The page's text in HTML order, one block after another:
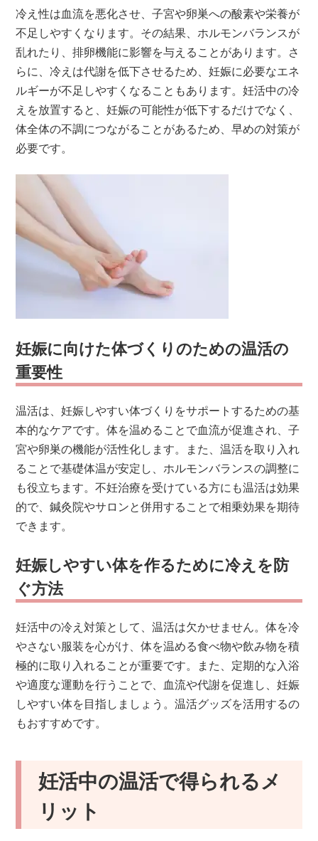
冷え性は血流を悪化させ、子宮や卵巣への酸素や栄養が
不足しやすくなります。その結果、ホルモンバランスが
乱れたり、排卵機能に影響を与えることがあります。さ
らに、冷えは代謝を低下させるため、妊娠に必要なエネ
ルギーが不足しやすくなることもあります。妊活中の冷
えを放置すると、妊娠の可能性が低下するだけでなく、
体全体の不調につながることがあるため、早めの対策が
必要です。
妊娠に向けた体づくりのための温活の
重要性
温活は、妊娠しやすい体づくりをサポートするための基
本的なケアです。体を温めることで血流が促進され、子
宮や卵巣の機能が活性化します。また、温活を取り入れ
ることで基礎体温が安定し、ホルモンバランスの調整に
も役立ちます。不妊治療を受けている方にも温活は効果
的で、鍼灸院やサロンと併用することで相乗効果を期待
できます。
妊娠しやすい体を作るために冷えを防
ぐ方法
妊活中の冷え対策として、温活は欠かせません。体を冷
やさない服装を心がけ、体を温める食べ物や飲み物を積
極的に取り入れることが重要です。また、定期的な入浴
や適度な運動を行うことで、血流や代謝を促進し、妊娠
しやすい体を目指しましょう。温活グッズを活用するの
もおすすめです。
妊活中の温活で得られるメ
リット